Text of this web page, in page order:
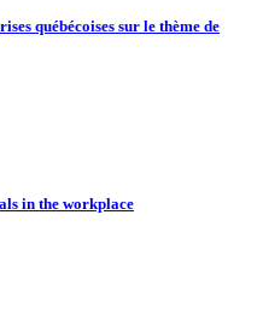
québécoises sur le thème de
in the workplace